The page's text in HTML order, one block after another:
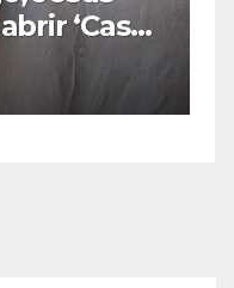
‘Casas